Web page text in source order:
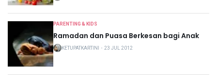
PARENTING & KIDS
Ramadan dan Puasa Berkesan bagi Anak
KETUPATKARTINI ・ 23 JUL 2012